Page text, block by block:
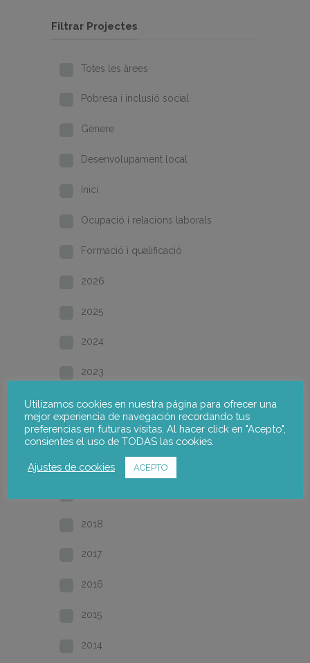
Filtrar Projectes
Totes les àrees
Pobresa i inclusió social
Gènere
Desenvolupament local
Inici
Ocupació i relacions laborals
Formació i qualificació
2026
2025
2024
2023
2022
2021
2020
2018
2017
2016
2015
2014
Utilizamos cookies en nuestra página para ofrecer una
mejor experiencia de navegación recordando tus
preferencias en futuras visitas. Al hacer click en "Acepto",
consientes el uso de TODAS las cookies.
Ajustes de cookies ACEPTO